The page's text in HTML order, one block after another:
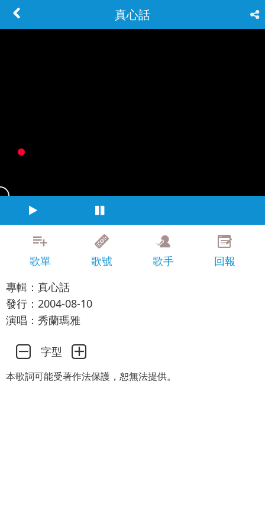
真心話
歌單 歌號 歌手
回報
專輯：真心話
發行：2004-08-10
演唱：秀蘭瑪雅
字型
本歌詞可能受著作法保護，恕無法提供。